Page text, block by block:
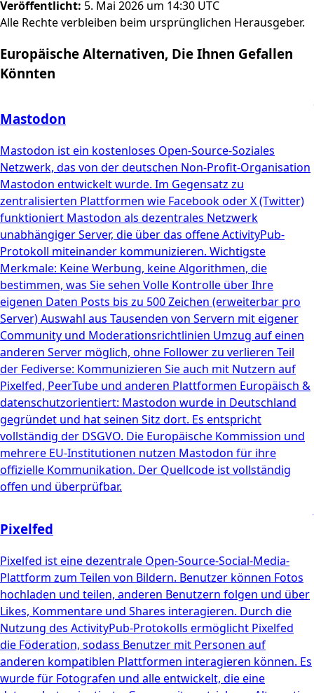
Veröffentlicht: 5. Mai 2026 um 14:30 UTC
Alle Rechte verbleiben beim ursprünglichen Herausgeber.
Europäische Alternativen, Die Ihnen Gefallen
Könnten
Mastodon
Mastodon ist ein kostenloses Open-Source-Soziales
Netzwerk, das von der deutschen Non-Profit-Organisation
Mastodon entwickelt wurde. Im Gegensatz zu
zentralisierten Plattformen wie Facebook oder X (Twitter)
funktioniert Mastodon als dezentrales Netzwerk
unabhängiger Server, die über das offene ActivityPub-
Protokoll miteinander kommunizieren. Wichtigste
Merkmale: Keine Werbung, keine Algorithmen, die
bestimmen, was Sie sehen Volle Kontrolle über Ihre
eigenen Daten Posts bis zu 500 Zeichen (erweiterbar pro
Server) Auswahl aus Tausenden von Servern mit eigener
Community und Moderationsrichtlinien Umzug auf einen
anderen Server möglich, ohne Follower zu verlieren Teil
der Fediverse: Kommunizieren Sie auch mit Nutzern auf
Pixelfed, PeerTube und anderen Plattformen Europäisch &
datenschutzorientiert: Mastodon wurde in Deutschland
gegründet und hat seinen Sitz dort. Es entspricht
vollständig der DSGVO. Die Europäische Kommission und
mehrere EU-Institutionen nutzen Mastodon für ihre
offizielle Kommunikation. Der Quellcode ist vollständig
offen und überprüfbar.
Pixelfed
Pixelfed ist eine dezentrale Open-Source-Social-Media-
Plattform zum Teilen von Bildern. Benutzer können Fotos
hochladen und teilen, anderen Benutzern folgen und über
Likes, Kommentare und Shares interagieren. Durch die
Nutzung des ActivityPub-Protokolls ermöglicht Pixelfed
die Föderation, sodass Benutzer mit Personen auf
anderen kompatiblen Plattformen interagieren können. Es
wurde für Fotografen und alle entwickelt, die eine